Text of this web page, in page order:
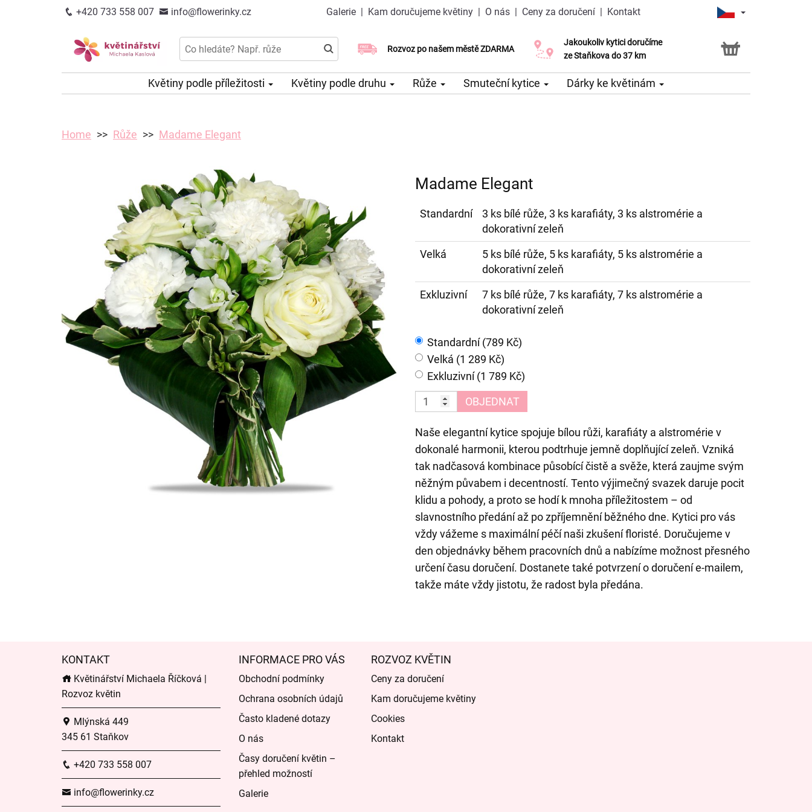
+420 733 558 007 info@flowerinky.cz Galerie | Kam doručujeme květiny | O nás | Ceny za doručení | Kontakt
Rozvoz po našem městě ZDARMA
Doručujeme již v den objednávky
Možný výběr času a dne doručení
Jakoukoliv kytici doručíme
ze Staňkova do 37 km
Možnost vyzvednout v naší květince
Květiny podle příležitosti Květiny podle druhu Růže Smuteční kytice Dárky ke květinám
Home Růže Madame Elegant
Madame Elegant
Standardní
3 ks bílé růže, 3 ks karafiáty, 3 ks alstromérie a
dokorativní zeleň
Velká
5 ks bílé růže, 5 ks karafiáty, 5 ks alstromérie a
dokorativní zeleň
Exkluzivní
7 ks bílé růže, 7 ks karafiáty, 7 ks alstromérie a
dokorativní zeleň
Standardní (789 Kč)
Velká (1 289 Kč)
Exkluzivní (1 789 Kč)
OBJEDNAT
Naše elegantní kytice spojuje bílou růži, karafiáty a alstromérie v
dokonalé harmonii, kterou podtrhuje jemně doplňující zeleň. Vzniká
tak nadčasová kombinace působící čistě a svěže, která zaujme svým
něžným půvabem i decentností. Tento výjimečný svazek daruje pocit
klidu a pohody, a proto se hodí k mnoha příležitostem – od
slavnostního předání až po zpříjemnění běžného dne. Kytici pro vás
vždy vážeme s maximální péčí naši zkušení floristé. Doručujeme v
den objednávky během pracovních dnů a nabízíme možnost přesného
určení času doručení. Dostanete také potvrzení o doručení e-mailem,
takže máte vždy jistotu, že radost byla předána.
KONTAKT
Květinářství Michaela Říčková |
Rozvoz květin
Mlýnská 449
345 61 Staňkov
+420 733 558 007
info@flowerinky.cz
INFORMACE PRO VÁS
Obchodní podmínky
Ochrana osobních údajů
Často kladené dotazy
O nás
Časy doručení květin –
přehled možností
Galerie
ROZVOZ KVĚTIN
Ceny za doručení
Kam doručujeme květiny
Cookies
Kontakt